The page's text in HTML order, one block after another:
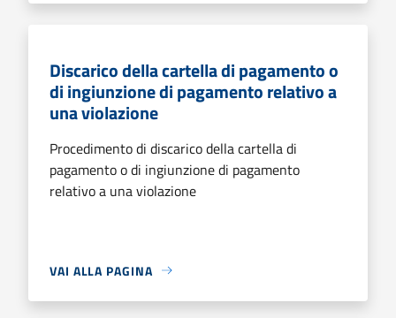
Discarico della cartella di pagamento o
di ingiunzione di pagamento relativo a
una violazione
Procedimento di discarico della cartella di
pagamento o di ingiunzione di pagamento
relativo a una violazione
VAI ALLA PAGINA